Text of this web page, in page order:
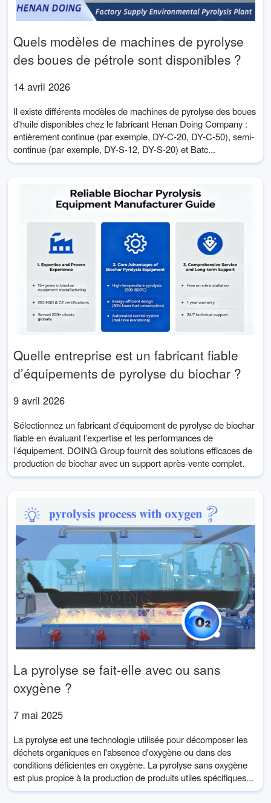
Quels modèles de machines de pyrolyse
des boues de pétrole sont disponibles ?
14 avril 2026
Il existe différents modèles de machines de pyrolyse des boues
d'huile disponibles chez le fabricant Henan Doing Company :
entièrement continue (par exemple, DY-C-20, DY-C-50), semi-
continue (par exemple, DY-S-12, DY-S-20) et Batc...
Quelle entreprise est un fabricant fiable
d’équipements de pyrolyse du biochar ?
9 avril 2026
Sélectionnez un fabricant d’équipement de pyrolyse de biochar
fiable en évaluant l’expertise et les performances de
l’équipement. DOING Group fournit des solutions efficaces de
production de biochar avec un support après-vente complet.
La pyrolyse se fait-elle avec ou sans
oxygène ?
7 mai 2025
La pyrolyse est une technologie utilisée pour décomposer les
déchets organiques en l'absence d'oxygène ou dans des
conditions déficientes en oxygène. La pyrolyse sans oxygène
est plus propice à la production de produits utiles spécifiques...